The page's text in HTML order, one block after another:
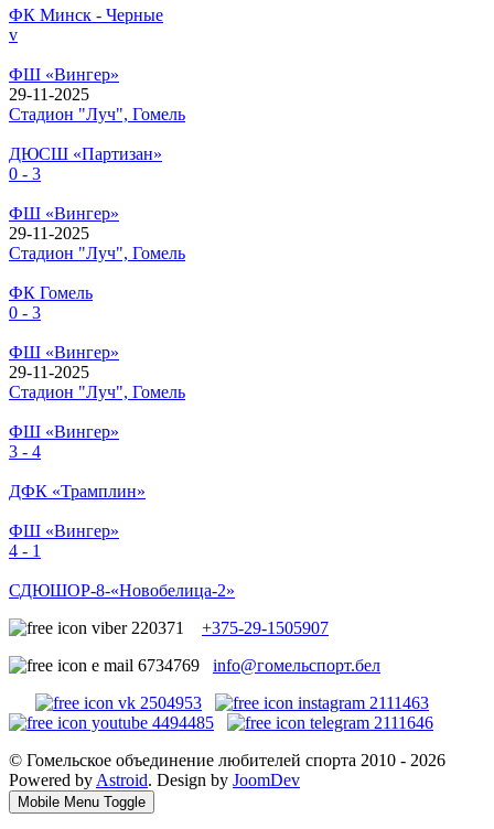
ФК Минск - Черные
v
ФШ «Вингер»
29-11-2025
Стадион "Луч", Гомель
ДЮСШ «Партизан»
0 - 3
ФШ «Вингер»
29-11-2025
Стадион "Луч", Гомель
ФК Гомель
0 - 3
ФШ «Вингер»
29-11-2025
Стадион "Луч", Гомель
ФШ «Вингер»
3 - 4
ДФК «Трамплин»
ФШ «Вингер»
4 - 1
СДЮШОР-8-«Новобелица-2»
+375-29-1505907
info@гомельспорт.бел
© Гомельское объединение любителей спорта 2010 - 2026
Powered by Astroid. Design by JoomDev
Mobile Menu Toggle